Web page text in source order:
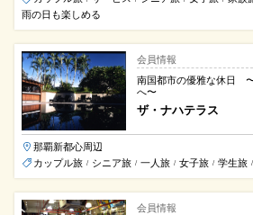
雨の日も楽しめる
会員情報
南国都市の優雅な休日
へ〜
ザ・ナハテラス
那覇新都心周辺
カップル旅 / シニア旅 / 一人旅 / 女子旅 / 学生旅 /
会員情報